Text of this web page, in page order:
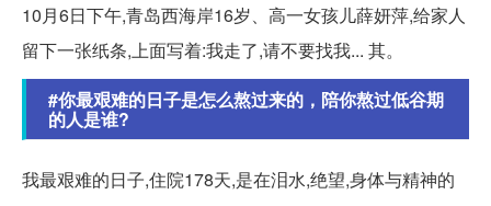
10月6日下午,青岛西海岸16岁、高一女孩儿薛妍萍,给家人
留下一张纸条,上面写着:我走了,请不要找我... 其。
#你最艰难的日子是怎么熬过来的，陪你熬过低谷期
的人是谁?
我最艰难的日子,住院178天,是在泪水,绝望,身体与精神的